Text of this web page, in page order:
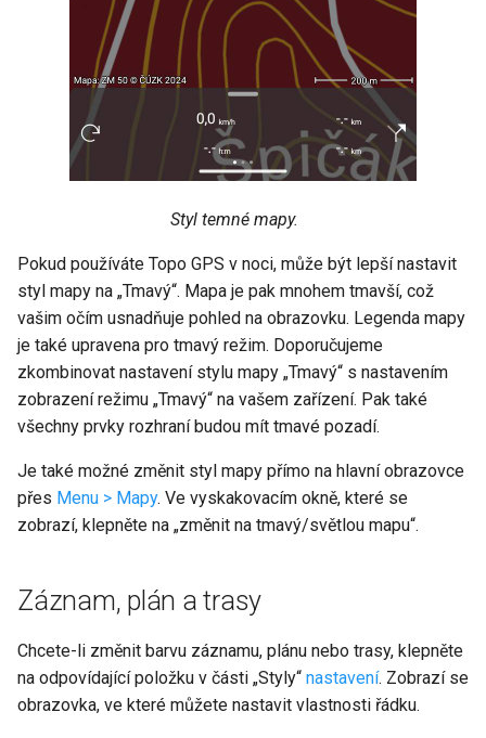
Styl temné mapy.
Pokud používáte Topo GPS v noci, může být lepší nastavit
styl mapy na „Tmavý“. Mapa je pak mnohem tmavší, což
vašim očím usnadňuje pohled na obrazovku. Legenda mapy
je také upravena pro tmavý režim. Doporučujeme
zkombinovat nastavení stylu mapy „Tmavý“ s nastavením
zobrazení režimu „Tmavý“ na vašem zařízení. Pak také
všechny prvky rozhraní budou mít tmavé pozadí.
Je také možné změnit styl mapy přímo na hlavní obrazovce
přes Menu > Mapy. Ve vyskakovacím okně, které se
zobrazí, klepněte na „změnit na tmavý/světlou mapu“.
Záznam, plán a trasy
Chcete-li změnit barvu záznamu, plánu nebo trasy, klepněte
na odpovídající položku v části „Styly“ nastavení. Zobrazí se
obrazovka, ve které můžete nastavit vlastnosti řádku.